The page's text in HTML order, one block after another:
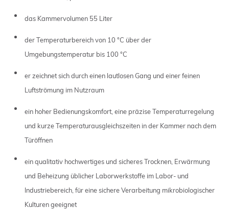
das Kammervolumen 55 Liter
der Temperaturbereich von 10 °C über der
Umgebungstemperatur bis 100 °C
er zeichnet sich durch einen lautlosen Gang und einer feinen
Luftströmung im Nutzraum
ein hoher Bedienungskomfort, eine präzise Temperaturregelung
und kurze Temperaturausgleichszeiten in der Kammer nach dem
Türöffnen
ein qualitativ hochwertiges und sicheres Trocknen, Erwärmung
und Beheizung üblicher Laborwerkstoffe im Labor- und
Industriebereich, für eine sichere Verarbeitung mikrobiologischer
Kulturen geeignet